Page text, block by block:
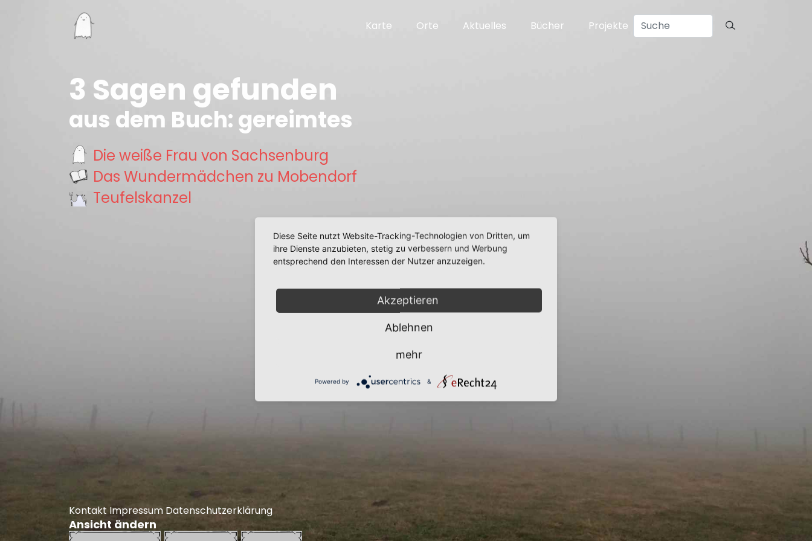
Karte Orte Aktuelles Bücher Projekte
3 Sagen gefunden
aus dem Buch: gereimtes
Die weiße Frau von Sachsenburg
Das Wundermädchen zu Mobendorf
Teufelskanzel
Kontakt Impressum Datenschutzerklärung
Ansicht ändern
Diese Seite nutzt Website-Tracking-Technologien von Dritten, um
ihre Dienste anzubieten, stetig zu verbessern und Werbung
entsprechend den Interessen der Nutzer anzuzeigen.
Akzeptieren
Ablehnen
mehr
Powered by &